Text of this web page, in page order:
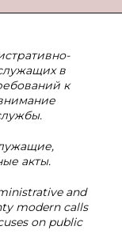
в
к
акты.
and
modern calls
on public